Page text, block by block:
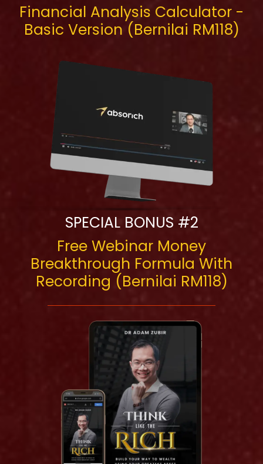
Financial Analysis Calculator -
Basic Version (Bernilai RM118)
SPECIAL BONUS #2
Free Webinar Money
Breakthrough Formula With
Recording (Bernilai RM118)